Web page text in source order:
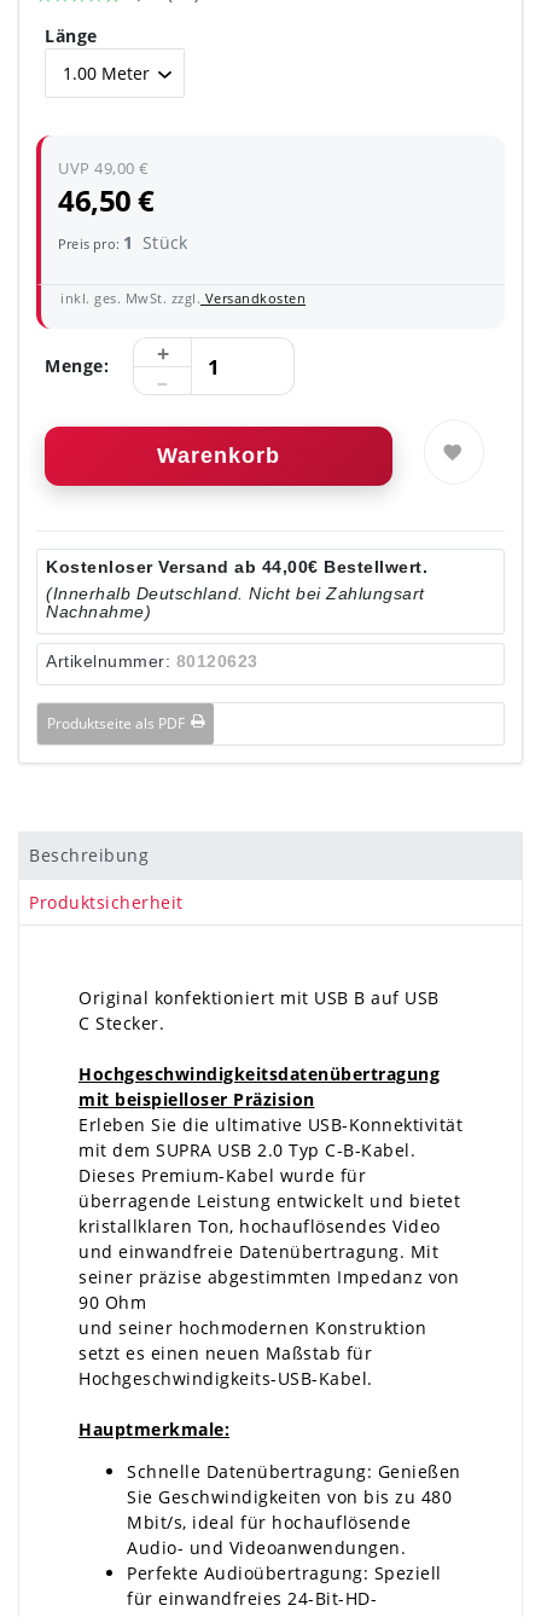
Länge
UVP 49,00 €
46,50 €
Preis pro: 1 Stück
inkl. ges. MwSt. zzgl. Versandkosten
Menge:
Warenkorb
Kostenloser Versand ab 44,00€ Bestellwert.
(Innerhalb Deutschland. Nicht bei Zahlungsart
Nachnahme)
Artikelnummer: 80120623
Produktseite als PDF
Beschreibung
Produktsicherheit
Original konfektioniert mit USB B auf USB
C Stecker.
Hochgeschwindigkeitsdatenübertragung
mit beispielloser Präzision
Erleben Sie die ultimative USB-Konnektivität
mit dem SUPRA USB 2.0 Typ C-B-Kabel.
Dieses Premium-Kabel wurde für
überragende Leistung entwickelt und bietet
kristallklaren Ton, hochauflösendes Video
und einwandfreie Datenübertragung. Mit
seiner präzise abgestimmten Impedanz von
90 Ohm
und seiner hochmodernen Konstruktion
setzt es einen neuen Maßstab für
Hochgeschwindigkeits-USB-Kabel.
Hauptmerkmale:
Schnelle Datenübertragung: Genießen
Sie Geschwindigkeiten von bis zu 480
Mbit/s, ideal für hochauflösende
Audio- und Videoanwendungen.
Perfekte Audioübertragung: Speziell
für einwandfreies 24-Bit-HD-